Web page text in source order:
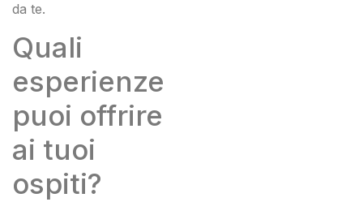
da te.
Quali
esperienze
puoi offrire
ai tuoi
ospiti?